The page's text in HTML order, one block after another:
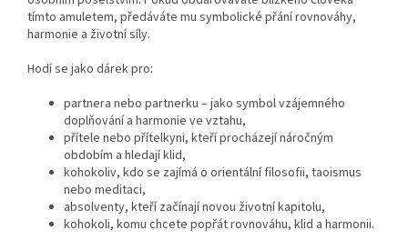
tímto amuletem, předáváte mu symbolické přání rovnováhy,
harmonie a životní síly.
Hodí se jako dárek pro:
partnera nebo partnerku – jako symbol vzájemného
doplňování a harmonie ve vztahu,
přítele nebo přítelkyni, kteří procházejí náročným
obdobím a hledají klid,
kohokoliv, kdo se zajímá o orientální filosofii, taoismus
nebo meditaci,
absolventy, kteří začínají novou životní kapitolu,
kohokoli, komu chcete popřát rovnováhu, klid a harmonii.